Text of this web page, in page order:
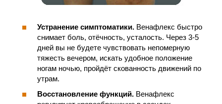
Устранение симптоматики. Венафлекс быстро
снимает боль, отёчность, усталость. Через 3-5
дней вы не будете чувствовать непомерную
тяжесть вечером, искать удобное положение
ногам ночью, пройдёт скованность движений по
утрам.
Восстановление функций. Венафлекс